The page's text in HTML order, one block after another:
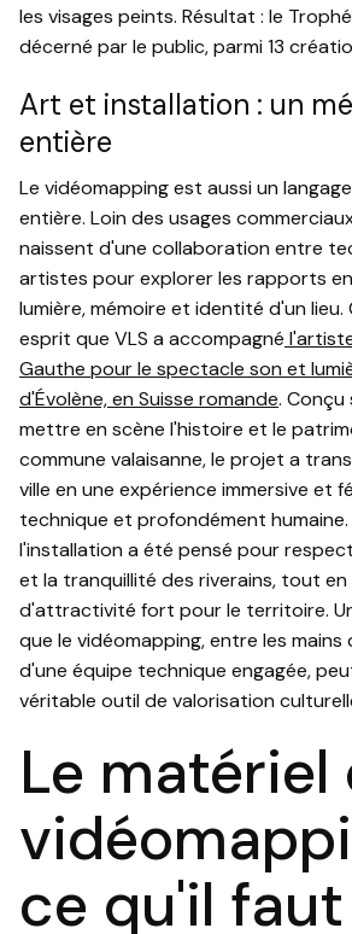
les visages peints. Résultat : le
décerné par le public, parmi 13
Art et installation : un
entière
Le vidéomapping est aussi un
entière. Loin des usages
naissent d'une collaboration entre
artistes pour explorer les rapports
lumière, mémoire et identité d'un
esprit que VLS a accompagné
Gauthe pour le spectacle son et
d'Évolène, en Suisse romande. Conçu
mettre en scène l'histoire et le
commune valaisanne, le projet a
ville en une expérience immersive et
technique et profondément
l'installation a été pensé pour
et la tranquillité des riverains, tout
d'attractivité fort pour le territoire.
que le vidéomapping, entre les
d'une équipe technique engagée,
véritable outil de valorisation
Le matériel
ce qu'il faut